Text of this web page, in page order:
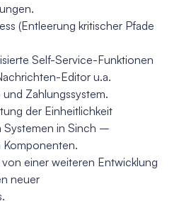
(Entleerung kritischer Pfade
Self-Service-Funktionen
Editor u.a.
Zahlungssystem.
der Einheitlichkeit
Systemen in Sinch –
einer weiteren Entwicklung
neuer